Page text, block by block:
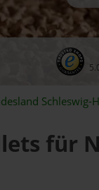
Schleswig-
für